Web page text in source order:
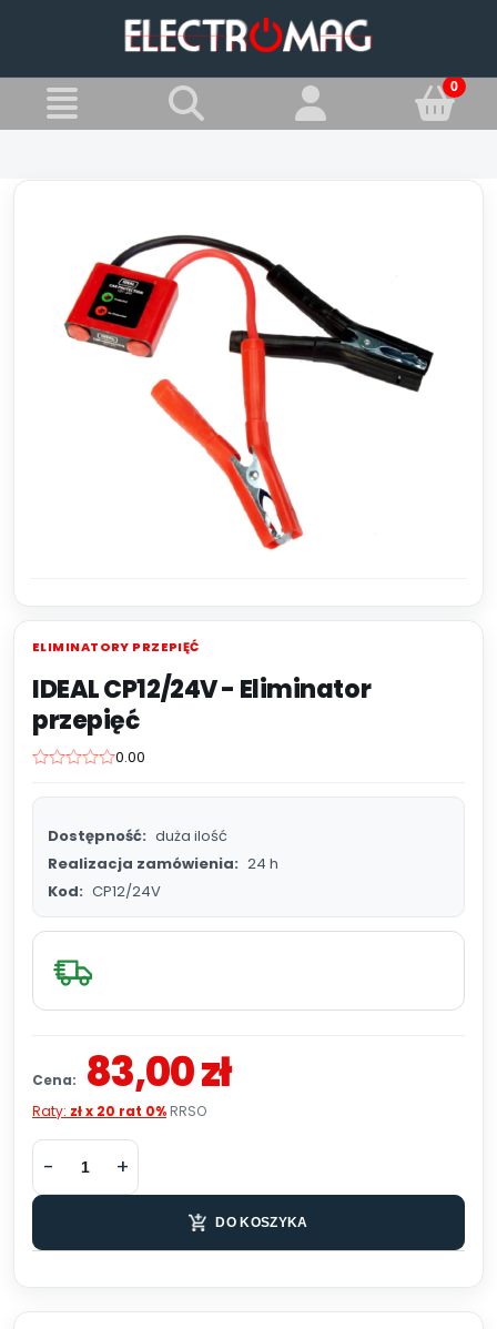
Eliminatory przepięć
ELIMINATORY PRZEPIĘĆ
IDEAL CP12/24V - Eliminator
przepięć
0.00
Dostępność: duża ilość
Realizacja zamówienia: 24 h
Kod: CP12/24V
Cena: 83,00 zł
Raty: zł x 20 rat 0% RRSO
DO KOSZYKA